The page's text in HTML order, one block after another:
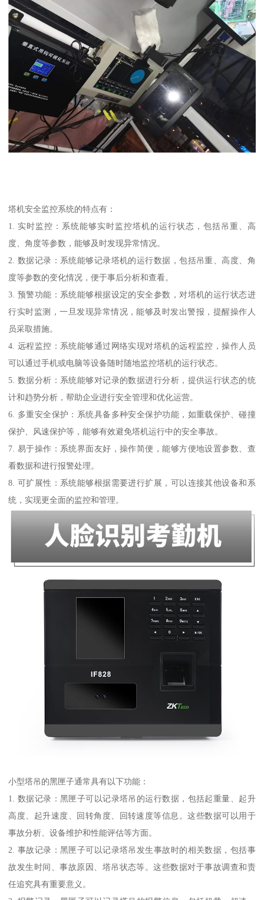
塔机安全监控系统的特点有：
1. 实时监控：系统能够实时监控塔机的运行状态，包括吊重、高
度、角度等参数，能够及时发现异常情况。
2. 数据记录：系统能够记录塔机的运行数据，包括吊重、高度、角
度等参数的变化情况，便于事后分析和查看。
3. 预警功能：系统能够根据设定的安全参数，对塔机的运行状态进
行实时监测，一旦发现异常情况，能够及时发出警报，提醒操作人
员采取措施。
4. 远程监控：系统能够通过网络实现对塔机的远程监控，操作人员
可以通过手机或电脑等设备随时随地监控塔机的运行状态。
5. 数据分析：系统能够对记录的数据进行分析，提供运行状态的统
计和趋势分析，帮助企业进行安全管理和优化运营。
6. 多重安全保护：系统具备多种安全保护功能，如重载保护、碰撞
保护、风速保护等，能够有效避免塔机运行中的安全事故。
7. 易于操作：系统界面友好，操作简便，能够方便地设置参数、查
看数据和进行报警处理。
8. 可扩展性：系统能够根据需要进行扩展，可以连接其他设备和系
统，实现更全面的监控和管理。
小型塔吊的黑匣子通常具有以下功能：
1. 数据记录：黑匣子可以记录塔吊的运行数据，包括起重量、起升
高度、起升速度、回转角度、回转速度等信息。这些数据可以用于
事故分析、设备维护和性能评估等方面。
2. 事故记录：黑匣子可以记录塔吊发生事故时的相关数据，包括事
故发生时间、事故原因、塔吊状态等。这些数据对于事故调查和责
任追究具有重要意义。